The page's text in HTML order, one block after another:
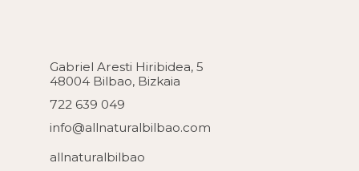
Gabriel Aresti Hiribidea, 5
48004 Bilbao, Bizkaia
722 639 049
info@allnaturalbilbao.com
allnaturalbilbao